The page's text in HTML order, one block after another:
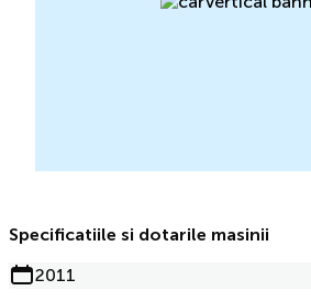
Specificatiile si dotarile masinii
2011